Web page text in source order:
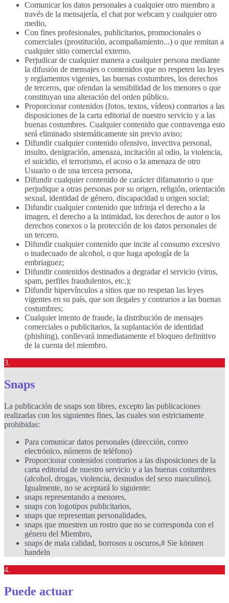
Comunicar los datos personales a cualquier otro miembro a
través de la mensajería, el chat por webcam y cualquier otro
medio,
Con fines profesionales, publicitarios, promocionales o
comerciales (prostitución, acompañamiento...) o que remitan a
cualquier sitio comercial externo,
Perjudicar de cualquier manera a cualquier persona mediante
la difusión de mensajes o contenidos que no respeten las leyes
y reglamentos vigentes, las buenas costumbres, los derechos
de terceros, que ofendan la sensibilidad de los menores o que
constituyan una alteración del orden público.
Proporcionar contenidos (fotos, textos, vídeos) contrarios a las
disposiciones de la carta editorial de nuestro servicio y a las
buenas costumbres. Cualquier contenido que contravenga esto
será eliminado sistemáticamente sin previo aviso;
Difundir cualquier contenido ofensivo, invectiva personal,
insulto, denigración, amenaza, incitación al odio, la violencia,
el suicidio, el terrorismo, el acoso o la amenaza de otro
Usuario o de una tercera persona,
Difundir cualquier contenido de carácter difamatorio o que
perjudique a otras personas por su origen, religión, orientación
sexual, identidad de género, discapacidad u origen social;
Difundir cualquier contenido que infrinja el derecho a la
imagen, el derecho a la intimidad, los derechos de autor o los
derechos conexos o la protección de los datos personales de
un tercero.
Difundir cualquier contenido que incite al consumo excesivo
o inadecuado de alcohol, o que haga apología de la
embriaguez;
Difundir contenidos destinados a degradar el servicio (virus,
spam, perfiles fraudulentos, etc.);
Difundir hipervínculos a sitios que no respetan las leyes
vigentes en su país, que son ilegales y contrarios a las buenas
costumbres;
Cualquier intento de fraude, la distribución de mensajes
comerciales o publicitarios, la suplantación de identidad
(phishing), conllevará inmediatamente el bloqueo definitivo
de la cuenta del miembro.
3.
Snaps
La publicación de snaps son libres, excepto las publicaciones
realizadas con los siguientes fines, las cuales son estrictamente
prohibidas:
Para comunicar datos personales (dirección, correo
electrónico, números de teléfono)
Proporcionar contenidos contrarios a las disposiciones de la
carta editorial de nuestro servicio y a las buenas costumbres
(alcohol, drogas, violencia, desnudos del sexo masculino).
Igualmente, no se aceptará lo siguiente:
snaps representando a menores,
snaps con logotipos publicitarios,
snaps que representan personalidades,
snaps que muestren un rostro que no se corresponda con el
género del Miembro,
snaps de mala calidad, borrosos u oscuros,# Sie können
handeln
4.
Puede actuar